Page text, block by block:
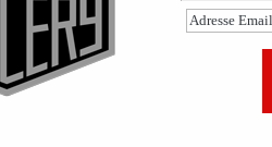
est sortie des usines de Pur
la recréation de modèles
est passée entre les mains